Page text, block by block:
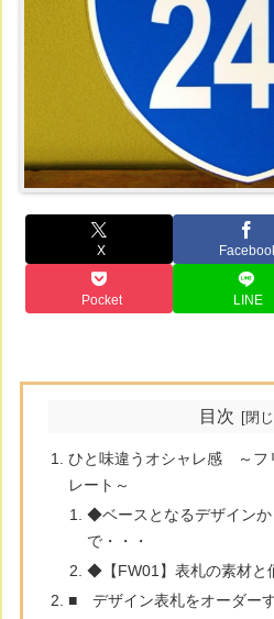
X
Pocket LINE
目次
ひと味違うオシャレ感 ～フ
レート～
◆ベースとなるデザイン
で・・・
◆【FW01】表札の素材と
■ デザイン表札をオーダー